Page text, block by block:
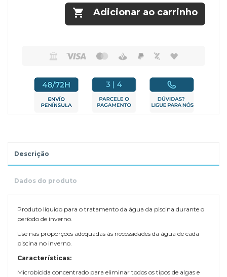
 Adicionar ao carrinho
Descrição
Dados do produto
Produto líquido para o tratamento da água da piscina durante o
período de inverno.
Use nas proporções adequadas às necessidades da água de cada
piscina no inverno.
Características:
Microbicida concentrado para eliminar todos os tipos de algas e